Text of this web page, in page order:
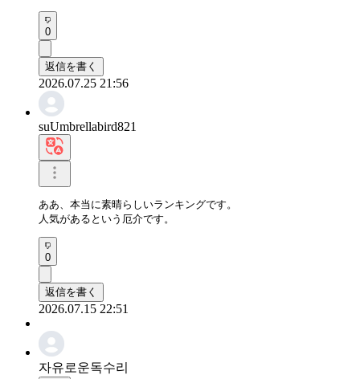
0
返信を書く
2026.07.25 21:56
suUmbrellabird821
ああ、本当に素晴らしいランキングです。
人気があるという厄介です。
0
返信を書く
2026.07.15 22:51
자유로운독수리